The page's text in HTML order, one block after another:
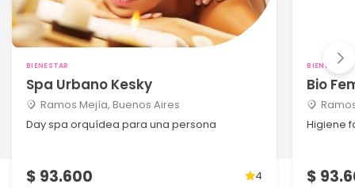
BIENESTAR
Spa Urbano Kesky
Ramos Mejía, Buenos Aires
Day spa orquídea para una persona
$ 93.600 4
BIENESTAR
Bio
Higiene
$